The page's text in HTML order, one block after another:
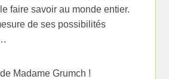
faire savoir au monde entier.
de ses possibilités
Madame Grumch !